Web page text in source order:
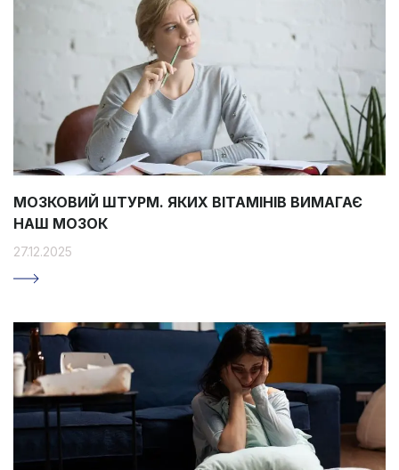
МОЗКОВИЙ ШТУРМ. ЯКИХ ВІТАМІНІВ ВИМАГАЄ
НАШ МОЗОК
27.12.2025